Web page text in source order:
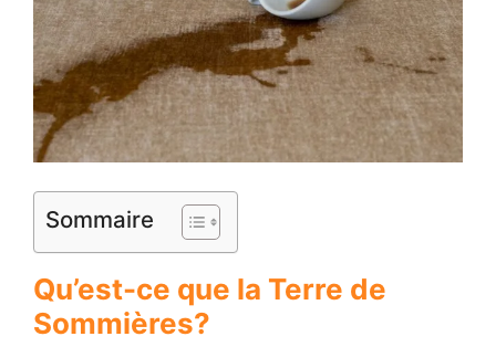
Sommaire
Qu’est-ce que la Terre de
Sommières?